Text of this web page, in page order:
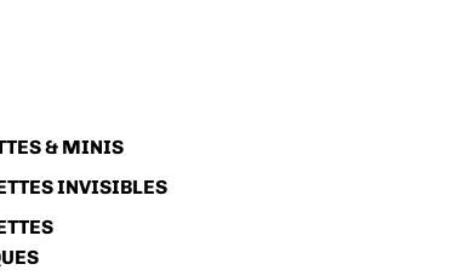
& MINIS
INVISIBLES